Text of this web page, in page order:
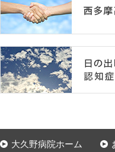
大久野病院ホーム